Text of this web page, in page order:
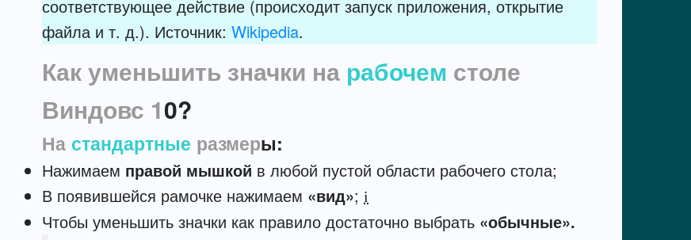
соответствующее действие (происходит запуск приложения, открытие
файла и т. д.). Источник: Wikipedia.
Как уменьшить значки на рабочем столе
Виндовс 10?
На стандартные размеры:
Нажимаем правой мышкой в любой пустой области рабочего стола;
В появившейся рамочке нажимаем «вид»; i
Чтобы уменьшить значки как правило достаточно выбрать «обычные».